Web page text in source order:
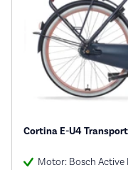
Cortina E-U4
Motor: Bosch Active